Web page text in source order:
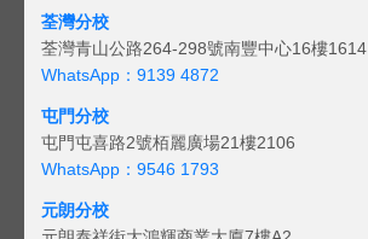
荃灣分校
荃灣青山公路264-298號南豐中心16樓1614
WhatsApp：9139 4872
屯門分校
屯門屯喜路2號栢麗廣場21樓2106
WhatsApp：9546 1793
元朗分校